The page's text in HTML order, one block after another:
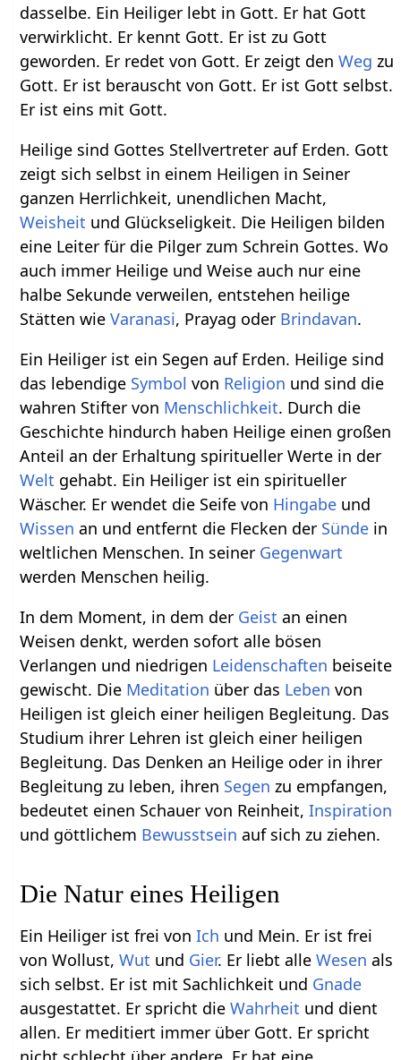
dasselbe. Ein Heiliger lebt in Gott. Er hat Gott
verwirklicht. Er kennt Gott. Er ist zu Gott
geworden. Er redet von Gott. Er zeigt denWeg zu
Gott. Er ist berauscht von Gott. Er ist Gott selbst.
Er ist eins mit Gott.
Heilige sind Gottes Stellvertreter auf Erden. Gott
zeigt sich selbst in einem Heiligen in Seiner
ganzen Herrlichkeit, unendlichen Macht,
Weisheit und Glückseligkeit. Die Heiligen bilden
eine Leiter für die Pilger zum Schrein Gottes. Wo
auch immer Heilige und Weise auch nur eine
halbe Sekunde verweilen, entstehen heilige
Stätten wieVaranasi, Prayag oder Brindavan.
Ein Heiliger ist ein Segen auf Erden. Heilige sind
das lebendige Symbol von Religion und sind die
wahren Stifter von Menschlichkeit. Durch die
Geschichte hindurch haben Heilige einen großen
Anteil an der Erhaltung spiritueller Werte in der
Welt gehabt. Ein Heiliger ist ein spiritueller
Wäscher. Er wendet die Seife von Hingabe und
Wissen an und entfernt die Flecken der Sünde in
weltlichen Menschen. In seiner Gegenwart
werden Menschen heilig.
In dem Moment, in dem der Geist an einen
Weisen denkt, werden sofort alle bösen
Verlangen und niedrigen Leidenschaften beiseite
gewischt. Die Meditation über das Leben von
Heiligen ist gleich einer heiligen Begleitung. Das
Studium ihrer Lehren ist gleich einer heiligen
Begleitung. Das Denken an Heilige oder in ihrer
Begleitung zu leben, ihren Segen zu empfangen,
bedeutet einen Schauer von Reinheit,Inspiration
und göttlichem Bewusstsein auf sich zu ziehen.
Die Natur eines Heiligen
Ein Heiliger ist frei vonIch und Mein. Er ist frei
von Wollust,Wut und Gier. Er liebt alleWesen als
sich selbst. Er ist mit Sachlichkeit und Gnade
ausgestattet. Er spricht dieWahrheit und dient
allen. Er meditiert immer über Gott. Er spricht